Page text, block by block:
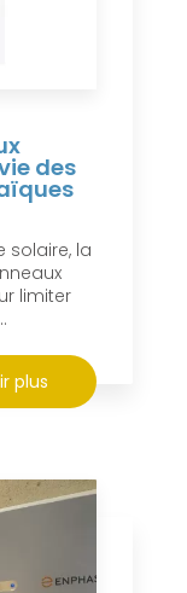
des
solaire, la
limiter
plus